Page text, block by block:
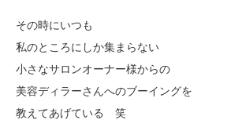
その時にいつも
私のところにしか集まらない
小さなサロンオーナー様からの
美容ディラーさんへのブーイングを
教えてあげている 笑